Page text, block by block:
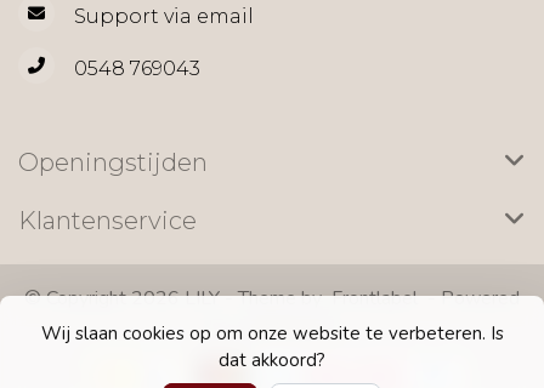
Wij slaan cookies op om onze website te verbeteren. Is
dat akkoord?
Support via email
0548 769043
Openingstijden
Klantenservice
© Copyright 2026 LILY - Theme byFrontlabel- Powered
byLightspeed